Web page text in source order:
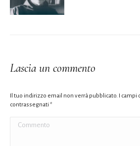
Lascia un commento
Il tuo indirizzo email non verrà pubblicato. I campi
contrassegnati *
Commento